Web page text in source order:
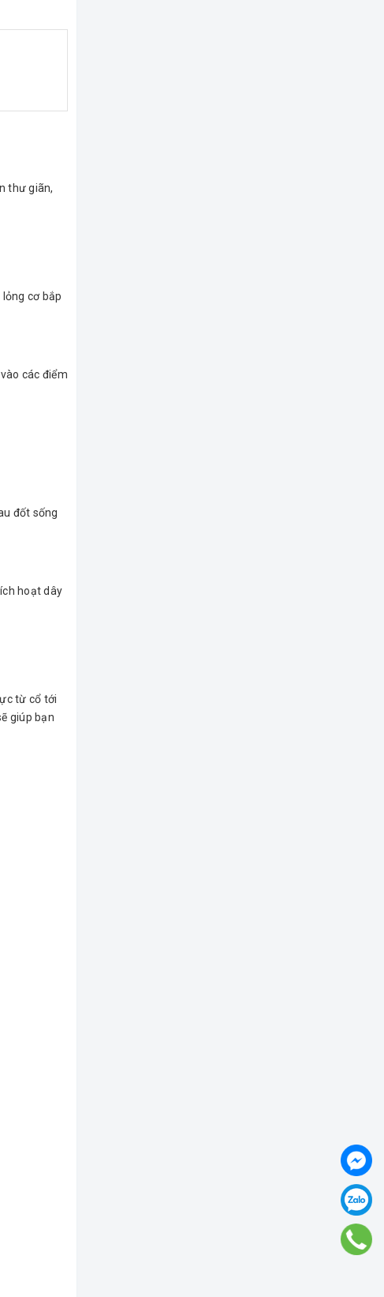
thư giãn,
cơ bắp
các điểm
đốt sống
hoạt dây
từ cổ tới
giúp bạn